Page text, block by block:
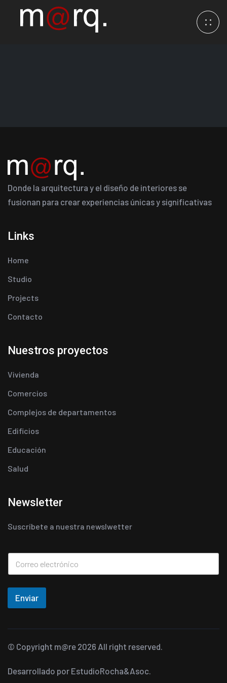
Donde la arquitectura y el diseño de interiores se
fusionan para crear experiencias únicas y significativas
Links
Home
Studio
Projects
Contacto
Nuestros proyectos
Vivienda
Comercios
Complejos de departamentos
Edificios
Educación
Salud
Newsletter
Suscríbete a nuestra newslwetter
Enviar
© Copyright m@re 2026 All right reserved.
Desarrollado por EstudioRocha&Asoc.